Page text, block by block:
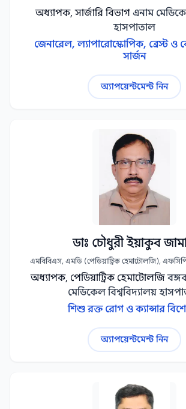
অধ্যাপক, সার্জারি বিভাগ এনাম
হাসপাতাল
জেনারেল, ল্যাপারোস্কোপিক, ব্রেস্ট ও
সার্জন
অ্যাপয়েন্টমেন্ট নিন
ডাঃ চৌধুরী ইয়াকুব
এমবিবিএস, এমডি (পেডিয়াট্রিক হেমাটোলজি),
অধ্যাপক, পেডিয়াট্রিক হেমাটোলজি
মেডিকেল বিশ্ববিদ্যালয়
শিশু রক্ত রোগ ও ক্যান্সার
অ্যাপয়েন্টমেন্ট নিন